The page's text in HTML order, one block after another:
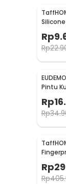
10mm -
Rp
Rp
Pintu
Rp
Rp
Card
Rp
Rp